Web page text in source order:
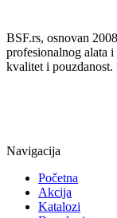
BSF.rs, osnovan
profesionalnog alata
kvalitet i pouzdanost.
Navigacija
Početna
Akcija
Katalozi